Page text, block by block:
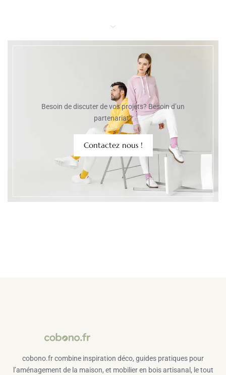
Besoin de discuter de vos projets? Besoin d’un
partenariat?
Contactez nous !
cobono.fr combine inspiration déco, guides pratiques pour
l’aménagement de la maison, et mobilier en bois artisanal, le tout